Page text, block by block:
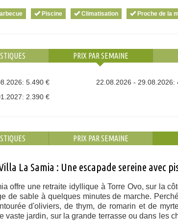
Piscine Climatisation Proche de la
PRIX PAR SEMAINE
5.490 € 22.08.2026 - 29.08.2026:
2.390 €
PRIX PAR SEMAINE
La Samia : Une escapade sereine avec
offre une retraite idyllique à Torre Ovo, sur la
de sable à quelques minutes de marche.
d'oliviers, de thym, de romarin et de
vaste jardin, sur la grande terrasse ou dans les